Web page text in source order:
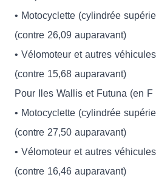
• Motocyclette (cylindrée
(contre 26,09 auparavant)
• Vélomoteur et autres
(contre 15,68 auparavant)
Pour Iles Wallis et Futuna (en F
• Motocyclette (cylindrée
(contre 27,50 auparavant)
• Vélomoteur et autres
(contre 16,46 auparavant)